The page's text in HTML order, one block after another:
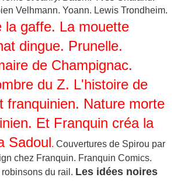
Velhmann. Yoann. Lewis Trondheim.
la gaffe. La mouette
dingue. Prunelle.
de Champignac.
du Z. L'histoire de
franquinien. Nature morte
Et Franquin créa la
Sadoul. Couvertures de Spirou par
chez Franquin. Franquin Comics.
du rail. Les idées noires